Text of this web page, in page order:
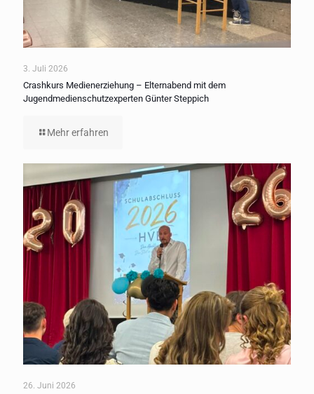
3. Juli 2026
Crashkurs Medienerziehung – Elternabend mit dem
Jugendmedienschutzexperten Günter Steppich
Mehr erfahren
26. Juni 2026